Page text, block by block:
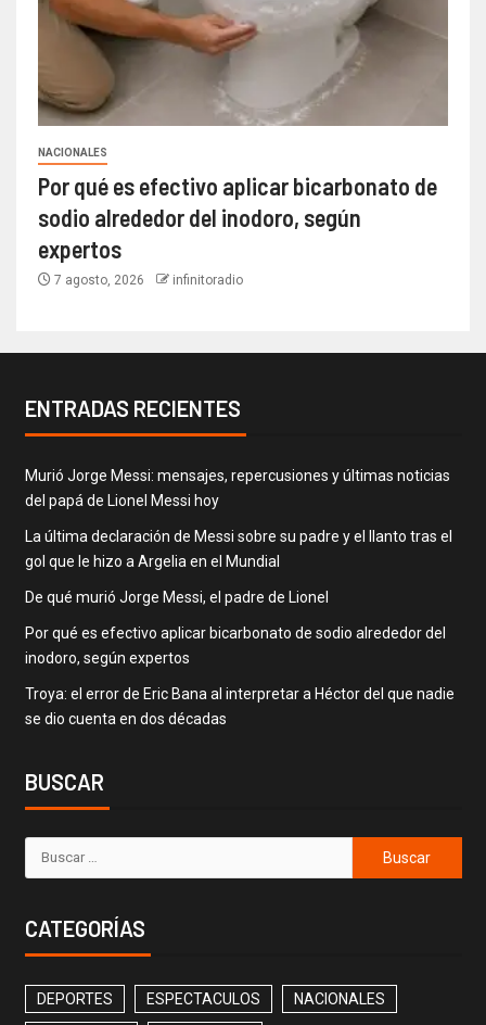
NACIONALES
Por qué es efectivo aplicar bicarbonato de
sodio alrededor del inodoro, según
expertos
7 agosto, 2026 infinitoradio
ENTRADAS RECIENTES
Murió Jorge Messi: mensajes, repercusiones y últimas noticias
del papá de Lionel Messi hoy
La última declaración de Messi sobre su padre y el llanto tras el
gol que le hizo a Argelia en el Mundial
De qué murió Jorge Messi, el padre de Lionel
Por qué es efectivo aplicar bicarbonato de sodio alrededor del
inodoro, según expertos
Troya: el error de Eric Bana al interpretar a Héctor del que nadie
se dio cuenta en dos décadas
BUSCAR
CATEGORÍAS
DEPORTES ESPECTACULOS NACIONALES